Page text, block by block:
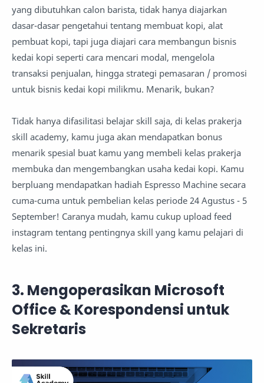
yang dibutuhkan calon barista, tidak hanya diajarkan
dasar-dasar pengetahui tentang membuat kopi, alat
pembuat kopi, tapi juga diajari cara membangun bisnis
kedai kopi seperti cara mencari modal, mengelola
transaksi penjualan, hingga strategi pemasaran / promosi
untuk bisnis kedai kopi milikmu. Menarik, bukan?
Tidak hanya difasilitasi belajar skill saja, di kelas prakerja
skill academy, kamu juga akan mendapatkan bonus
menarik spesial buat kamu yang membeli kelas prakerja
membuka dan mengembangkan usaha kedai kopi. Kamu
berpluang mendapatkan hadiah Espresso Machine secara
cuma-cuma untuk pembelian kelas periode 24 Agustus - 5
September! Caranya mudah, kamu cukup upload feed
instagram tentang pentingnya skill yang kamu pelajari di
kelas ini.
3. Mengoperasikan Microsoft
Office & Korespondensi untuk
Sekretaris